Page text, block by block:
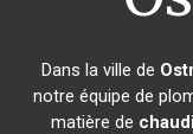
Dans la ville de
notre équipe de
matière de